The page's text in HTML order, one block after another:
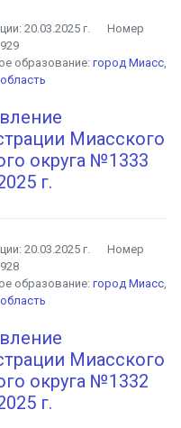
20.03.2025 г.
Номер
образование:город Миасс,
Миасского
округа №1333
г.
20.03.2025 г.
Номер
образование:город Миасс,
Миасского
округа №1332
г.